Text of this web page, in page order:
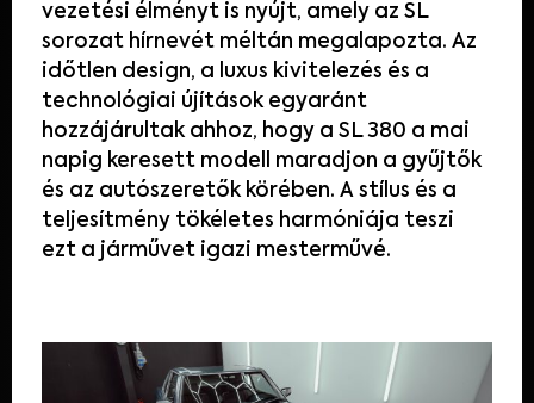
vezetési élményt is nyújt, amely az SL
sorozat hírnevét méltán megalapozta. Az
időtlen design, a luxus kivitelezés és a
technológiai újítások egyaránt
hozzájárultak ahhoz, hogy a SL 380 a mai
napig keresett modell maradjon a gyűjtők
és az autószeretők körében. A stílus és a
teljesítmény tökéletes harmóniája teszi
ezt a járművet igazi mesterművé.